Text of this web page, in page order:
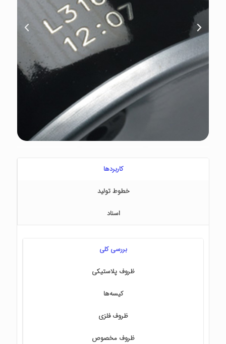
کاربردها
خطوط تولید
اسناد
بررسی کلی
ظروف پلاستیکی
کیسه‌ها
ظروف فلزی
ظروف مخصوص